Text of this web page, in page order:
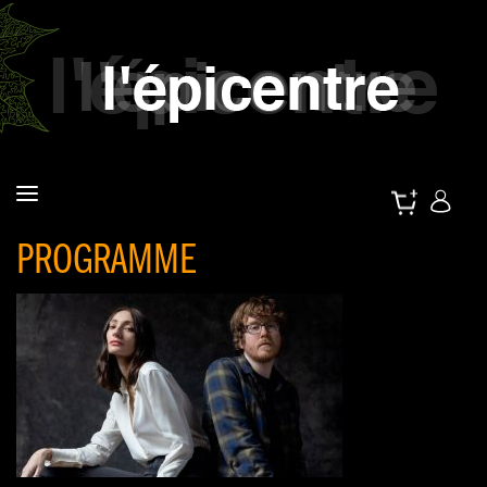
PROGRAMME